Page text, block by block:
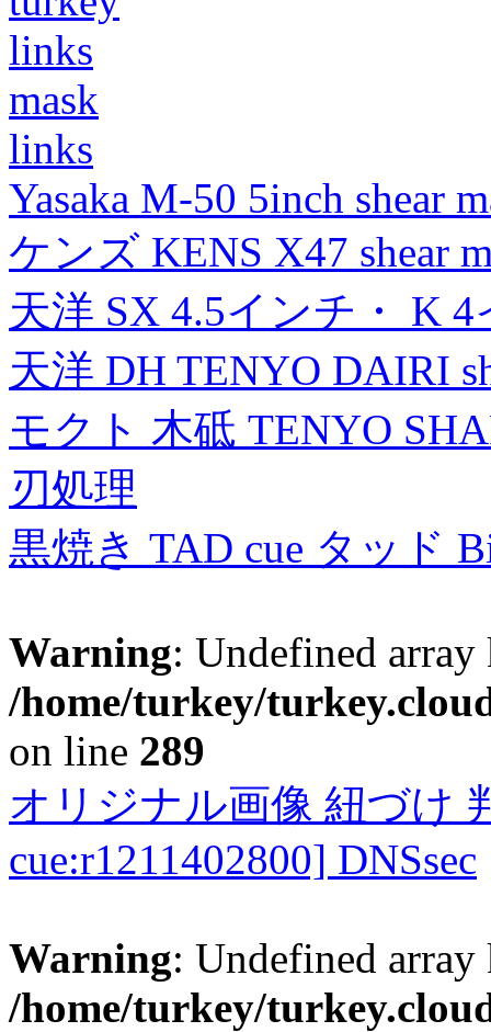
links
mask
links
Yasaka M-50 5inch shear
ケンズ KENS X47 shear
天洋 SX 4.5インチ・ K
天洋 DH TENYO DAIRI
モクト 木砥 TENYO
刃処理
黒焼き TAD cue タッド
Warning: Undefined
/home/turkey/
on line 289
オリジナル画像 紐づけ
cue:r1211402800] DNSsec
Warning: Undefined
/home/turkey/